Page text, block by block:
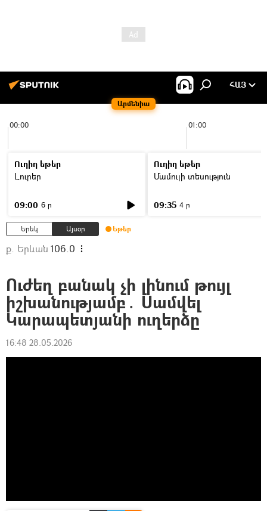
Արմենիա
ՀԱՅ
00:00 01:00
Ուղիղ եթեր
Լուրեր
09:00 6 ր
Ուղիղ եթեր
Մամուլի տեսություն
09:35 4 ր
Երեկ Այսօր Եթեր
ք. Երևան 106.0
Ուժեղ բանակ չի լինում թույլ
իշխանությամբ․ Սամվել
Կարապետյանի ուղերձը
16:48 28.05.2026